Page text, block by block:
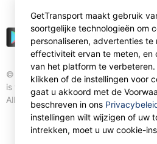
© Gettransport International Limited.
is trademark of Gettransport
All rights reserved.
GetTransport maakt gebruik
soortgelijke technologieën om
personaliseren, advertenties te
effectiviteit ervan te meten, en
van het platform te verbeteren.
klikken of de instellingen voor
gaat u akkoord met de
beschreven in ons
instellingen wilt wijzigen of uw
intrekken, moet u uw cookie-